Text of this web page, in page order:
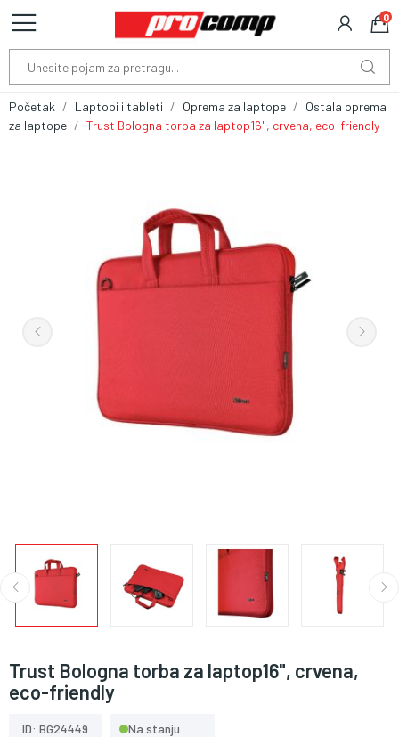
0
Početak Laptopi i tableti Oprema za laptope
Ostala oprema
za laptope
Trust Bologna torba za laptop16", crvena, eco-friendly
Trust Bologna torba za laptop16", crvena,
eco-friendly
ID: BG24449 Na stanju